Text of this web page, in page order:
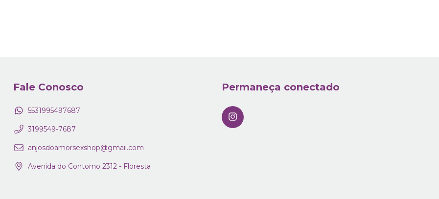
Fale Conosco
5531995497687
3199549-7687
anjosdoamorsexshop@gmail.com
Avenida do Contorno 2312 - Floresta
Permaneça conectado